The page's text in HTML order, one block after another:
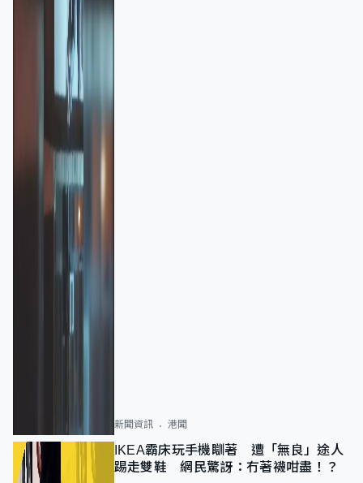
新聞資訊 港聞
IKEA霸床玩手機瞓著 遭「無良」途人
踢走雙鞋 網民驚訝：冇著襪咁盡！？